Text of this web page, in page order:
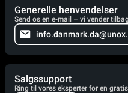
Generelle henvendelser
Send os en e-mail – vi vender
Salgssupport
Ring til vores eksperter for en